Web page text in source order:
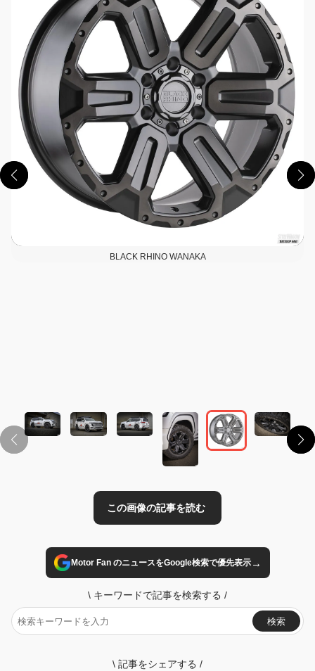
BLACK RHINO WANAKA
Motor Fan のニュースをGoogle検索で優先表示→
\ キーワードで記事を検索する /
検索
\ 記事をシェアする /